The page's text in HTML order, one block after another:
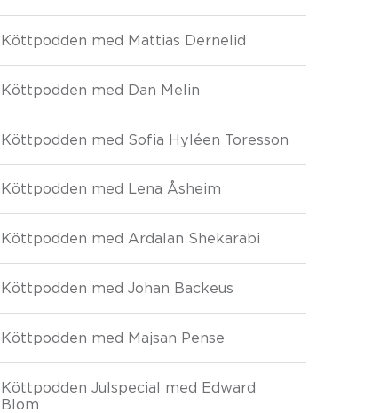
Köttpodden med Mattias Dernelid
Köttpodden med Dan Melin
Köttpodden med Sofia Hyléen Toresson
Köttpodden med Lena Åsheim
Köttpodden med Ardalan Shekarabi
Köttpodden med Johan Backeus
Köttpodden med Majsan Pense
Köttpodden Julspecial med Edward
Blom